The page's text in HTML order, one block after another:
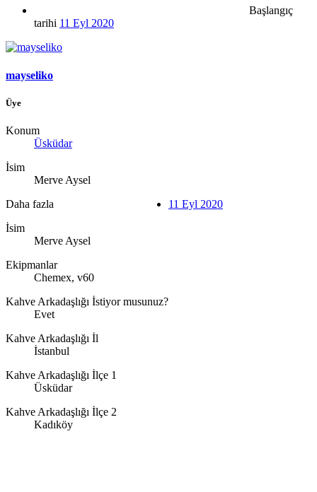
Başlangıç
tarihi 11 Eyl 2020
mayseliko
Üye
Konum
Üsküdar
İsim
Merve Aysel
Daha fazla
İsim
Merve Aysel
Ekipmanlar
Chemex, v60
Kahve Arkadaşlığı İstiyor musunuz?
Evet
Kahve Arkadaşlığı İl
İstanbul
Kahve Arkadaşlığı İlçe 1
Üsküdar
Kahve Arkadaşlığı İlçe 2
Kadıköy
11 Eyl 2020